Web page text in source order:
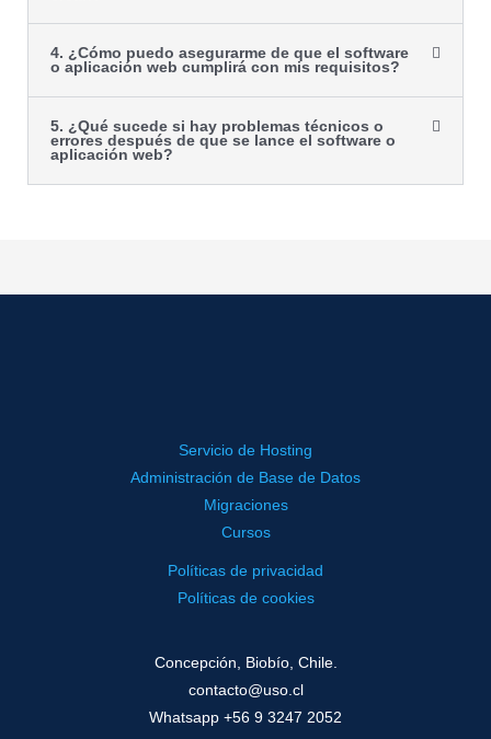
4. ¿Cómo puedo asegurarme de que el software
o aplicación web cumplirá con mis requisitos?
5. ¿Qué sucede si hay problemas técnicos o
errores después de que se lance el software o
aplicación web?
Servicio de Hosting
Administración de Base de Datos
Migraciones
Cursos
Políticas de privacidad
Políticas de cookies
Concepción, Biobío, Chile.
contacto@uso.cl
Whatsapp +56 9 3247 2052